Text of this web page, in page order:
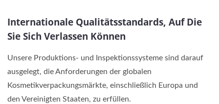
Internationale Qualitätsstandards, Auf Die
Sie Sich Verlassen Können
Unsere Produktions- und Inspektionssysteme sind darauf
ausgelegt, die Anforderungen der globalen
Kosmetikverpackungsmärkte, einschließlich Europa und
den Vereinigten Staaten, zu erfüllen.